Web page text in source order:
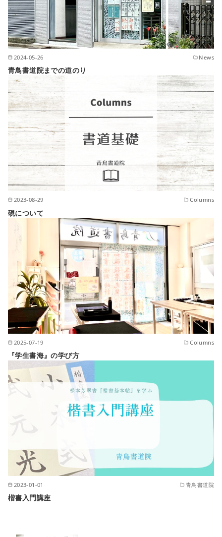
2024-05-26 News
青鳥書道院までの道のり
2023-08-29 Columns
硯について
2025-07-19 Columns
『学生書海』の学び方
2023-01-01 青鳥書道院
楷書入門講座